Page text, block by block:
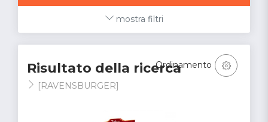
mostra filtri
Risultato della ricerca
[RAVENSBURGER]
Ordinamento